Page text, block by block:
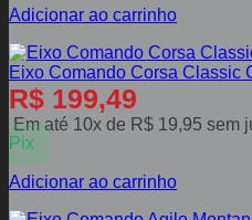
Adicionar ao carrinho
Eixo Comando Corsa Classic
R$ 199,49
Em até 10x de R$ 19,95 sem
Pix
Adicionar ao carrinho